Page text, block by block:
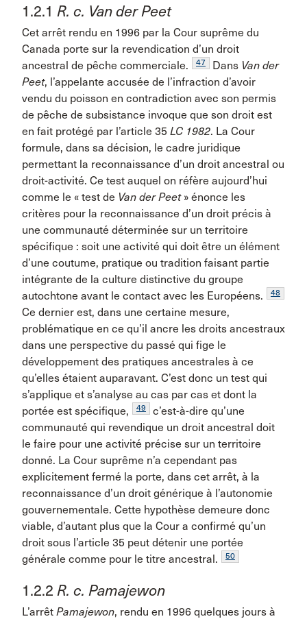
1.2.1 R. c. Van der Peet
Cet arrêt rendu en 1996 par la Cour suprême du
Canada porte sur la revendication d’un droit
ancestral de pêche commerciale.
47 Dans Van der
Peet, l’appelante accusée de l’infraction d’avoir
vendu du poisson en contradiction avec son permis
de pêche de subsistance invoque que son droit est
en fait protégé par l’article 35 LC 1982. La Cour
formule, dans sa décision, le cadre juridique
permettant la reconnaissance d’un droit ancestral ou
droit-activité. Ce test auquel on réfère aujourd’hui
comme le « test de Van der Peet» énonce les
critères pour la reconnaissance d’un droit précis à
une communauté déterminée sur un territoire
spécifique : soit une activité qui doit être un élément
d’une coutume, pratique ou tradition faisant partie
intégrante de la culture distinctive du groupe
autochtone avant le contact avec les Européens.
48
Ce dernier est, dans une certaine mesure,
problématique en ce qu’il ancre les droits ancestraux
dans une perspective du passé qui fige le
développement des pratiques ancestrales à ce
qu’elles étaient auparavant. C’est donc un test qui
s’applique et s’analyse au cas par cas et dont la
portée est spécifique,
49
c’est-à-dire qu’une
communauté qui revendique un droit ancestral doit
le faire pour une activité précise sur un territoire
donné. La Cour suprême n’a cependant pas
explicitement fermé la porte, dans cet arrêt, à la
reconnaissance d’un droit générique à l’autonomie
gouvernementale. Cette hypothèse demeure donc
viable, d’autant plus que la Cour a confirmé qu’un
droit sous l’article 35 peut détenir une portée
générale comme pour le titre ancestral.
50
1.2.2 R. c. Pamajewon
L’arrêt Pamajewon, rendu en 1996 quelques jours à